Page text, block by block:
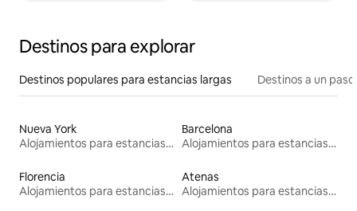
Destinos para explorar
Destinos populares para estancias largas Destinos a un
Nueva York
Alojamientos para estancias largas
Barcelona
Alojamientos para estancias largas
Florencia
Alojamientos para estancias largas
Atenas
Alojamientos para estancias largas